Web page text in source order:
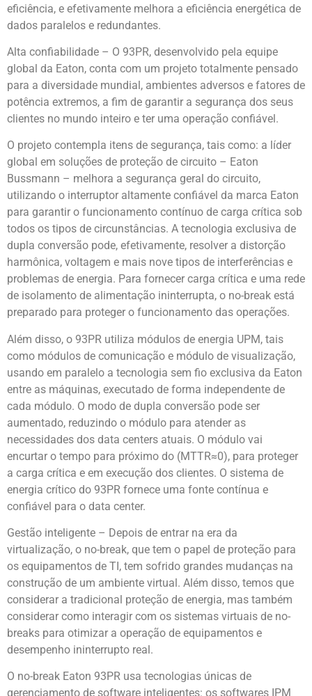
eficiência, e efetivamente melhora a eficiência energética de
dados paralelos e redundantes.
Alta confiabilidade – O 93PR, desenvolvido pela equipe
global da Eaton, conta com um projeto totalmente pensado
para a diversidade mundial, ambientes adversos e fatores de
potência extremos, a fim de garantir a segurança dos seus
clientes no mundo inteiro e ter uma operação confiável.
O projeto contempla itens de segurança, tais como: a líder
global em soluções de proteção de circuito – Eaton
Bussmann – melhora a segurança geral do circuito,
utilizando o interruptor altamente confiável da marca Eaton
para garantir o funcionamento contínuo de carga crítica sob
todos os tipos de circunstâncias. A tecnologia exclusiva de
dupla conversão pode, efetivamente, resolver a distorção
harmônica, voltagem e mais nove tipos de interferências e
problemas de energia. Para fornecer carga crítica e uma rede
de isolamento de alimentação ininterrupta, o no-break está
preparado para proteger o funcionamento das operações.
Além disso, o 93PR utiliza módulos de energia UPM, tais
como módulos de comunicação e módulo de visualização,
usando em paralelo a tecnologia sem fio exclusiva da Eaton
entre as máquinas, executado de forma independente de
cada módulo. O modo de dupla conversão pode ser
aumentado, reduzindo o módulo para atender as
necessidades dos data centers atuais. O módulo vai
encurtar o tempo para próximo do (MTTR≈0), para proteger
a carga crítica e em execução dos clientes. O sistema de
energia crítico do 93PR fornece uma fonte contínua e
confiável para o data center.
Gestão inteligente – Depois de entrar na era da
virtualização, o no-break, que tem o papel de proteção para
os equipamentos de TI, tem sofrido grandes mudanças na
construção de um ambiente virtual. Além disso, temos que
considerar a tradicional proteção de energia, mas também
considerar como interagir com os sistemas virtuais de no-
breaks para otimizar a operação de equipamentos e
desempenho ininterrupto real.
O no-break Eaton 93PR usa tecnologias únicas de
gerenciamento de software inteligentes: os softwares IPM